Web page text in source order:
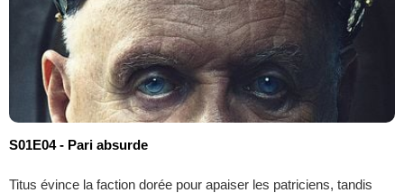
S01E04 - Pari absurde
Titus évince la faction dorée pour apaiser les patriciens, tandis